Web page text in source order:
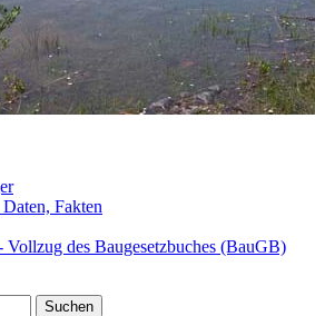
Fakten
Vollzug des Baugesetzbuches (BauGB)
Suchen